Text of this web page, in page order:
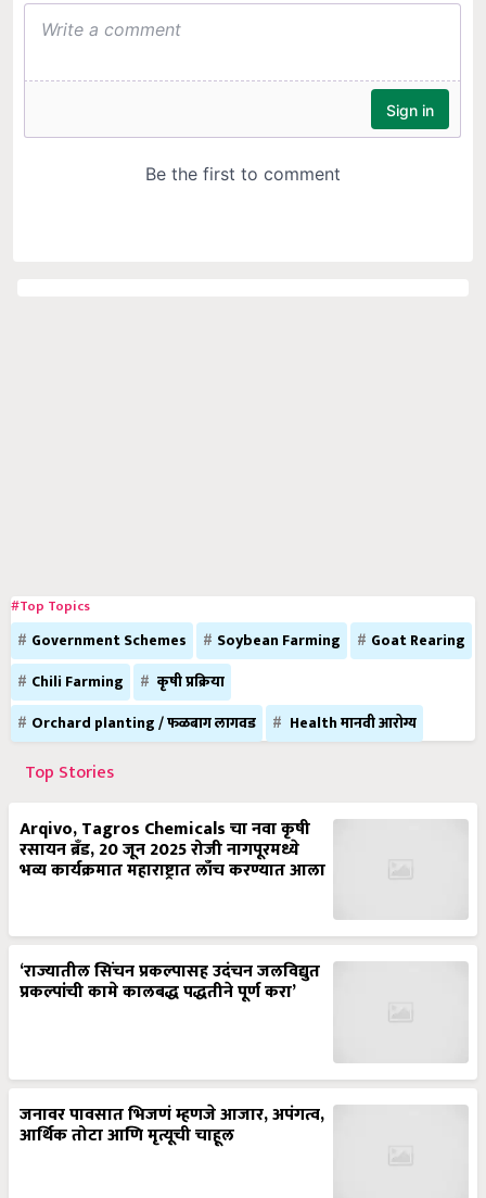
#Top Topics
Government Schemes Soybean Farming
Goat Rearing
Chili Farming
कृषी प्रक्रिया
Orchard planting / फळबाग लागवड
Health मानवी आरोग्य
Top Stories
Arqivo, Tagros Chemicals चा नवा कृषी
रसायन ब्रँड, 20 जून 2025 रोजी नागपूरमध्ये
भव्य कार्यक्रमात महाराष्ट्रात लाँच करण्यात आला
‘राज्यातील सिंचन प्रकल्पासह उदंचन जलविद्युत
प्रकल्पांची कामे कालबद्ध पद्धतीने पूर्ण करा’
जनावर पावसात भिजणं म्हणजे आजार, अपंगत्व,
आर्थिक तोटा आणि मृत्यूची चाहूल